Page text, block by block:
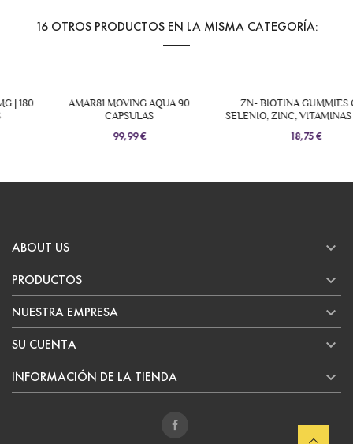
16 OTROS PRODUCTOS EN LA MISMA CATEGORÍA:
AMAR81 MOVING AQUA 90
CAPSULAS
ZN- BIOTINA GUMMIES CON
SELENIO, ZINC, VITAMINAS B,C Y E
ABOUT US 
PRODUCTOS 
NUESTRA EMPRESA 
SU CUENTA 
INFORMACIÓN DE LA TIENDA 